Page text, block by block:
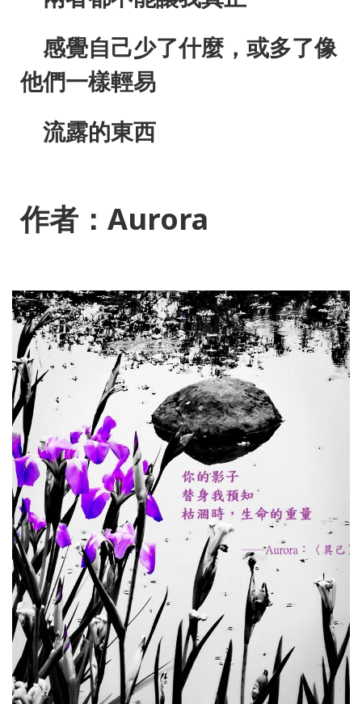
感覺自己少了什麼，或多了像
他們一樣輕易
流露的東西
作者：Aurora